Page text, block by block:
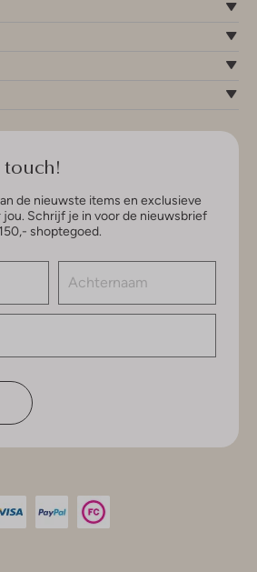
de nieuwste items en exclusieve
jou. Schrijf je in voor de nieuwsbrief
shoptegoed.